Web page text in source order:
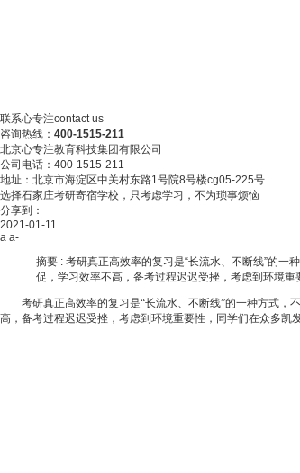
联系心专注contact us
咨询热线： 400-1515-211
北京心专注教育科技集团有限公司
公司电话：400-1515-211
地址：北京市海淀区中关村东路1号院8号楼cg05-225号
选择石家庄考研寄宿学校，只考虑学习，不为琐事烦恼
分享到：
2021-01-11
a a-
摘要 : 考研真正高效率的复习是“长流水、不断线”的
促，学习效率不高，备考过程迟迟受挫，考虑到环境
考研真正高效率的复习是“长流水、不断线”的一种方式，
高，备考过程迟迟受挫，考虑到环境重要性，同学们在众多凯